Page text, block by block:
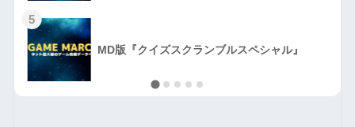
5
MD版『クイズスクランブルスペシャル』